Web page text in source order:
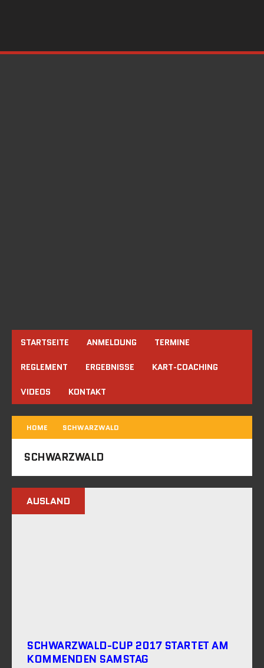
STARTSEITE ANMELDUNG TERMINE
REGLEMENT ERGEBNISSE KART-COACHING
VIDEOS KONTAKT
HOME SCHWARZWALD
SCHWARZWALD
AUSLAND
SCHWARZWALD-CUP 2017 STARTET AM
KOMMENDEN SAMSTAG